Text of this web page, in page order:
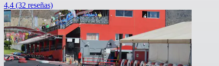
4,4 (32 reseñas)